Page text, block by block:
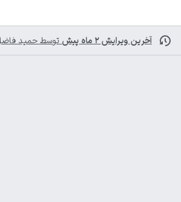
آخرین ویرایش ۲ ماه پیش توسط حمید